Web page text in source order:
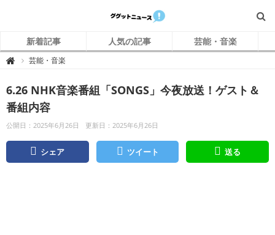
新着記事 人気の記事 芸能・音楽
 グ
ニ
ュ
ー
ス
芸能・音楽
6.26 NHK音楽番組「SONGS」今夜放送！ゲスト＆
番組内容
公開日：2025年6月26日 更新日：2025年6月26日
シェア ツイート 送る